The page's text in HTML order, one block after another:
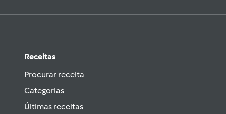
Receitas
Procurar receita
Categorias
Últimas receitas